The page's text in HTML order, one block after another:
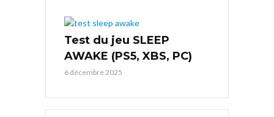
Test du jeu SLEEP
AWAKE (PS5, XBS, PC)
6 décembre 2025